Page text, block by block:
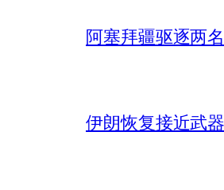
阿塞拜疆驱逐两
伊朗恢复接近武